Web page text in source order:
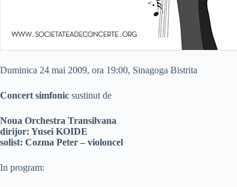
Duminica 24 mai 2009, ora 19:00, Sinagoga Bistrita
Concert simfonic sustinut de
Noua Orchestra Transilvana
dirijor: Yusei KOIDE
solist: Cozma Peter – violoncel
In program: